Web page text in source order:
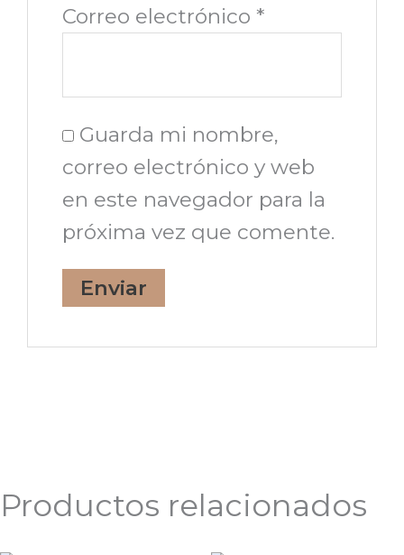
Correo electrónico *
Guarda mi nombre,
correo electrónico y web
en este navegador para la
próxima vez que comente.
Productos relacionados